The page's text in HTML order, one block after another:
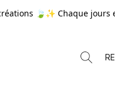
🍃✨ Chaque jours